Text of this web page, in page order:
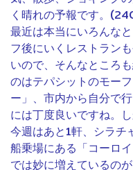
く晴れの予報です。
最近は本当にいろんな
フ後にいくレストラン
いので、そんなところ
のはテパシットのモー
ー」、市内から自分で
には丁度良いですね。
今週はあと1軒、シラチ
船乗場にある「コーロ
では妙に増えているの